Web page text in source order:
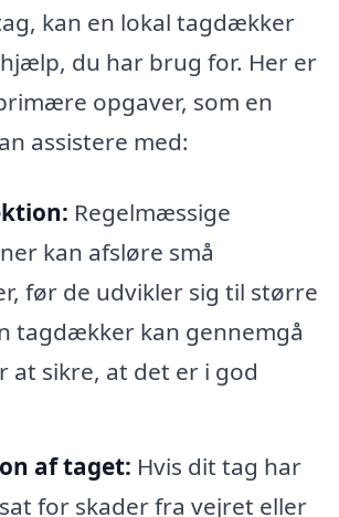
kan en lokal tagdækker
du har brug for. Her er
opgaver, som en
assistere med:
Regelmæssige
kan afsløre små
før de udvikler sig til større
tagdækker kan gennemgå
at sikre, at det er i god
af taget: Hvis dit tag har
for skader fra vejret eller